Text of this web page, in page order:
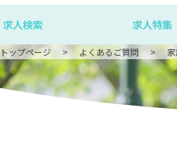
求人検索 求人特集
トップページ よくあるご質問